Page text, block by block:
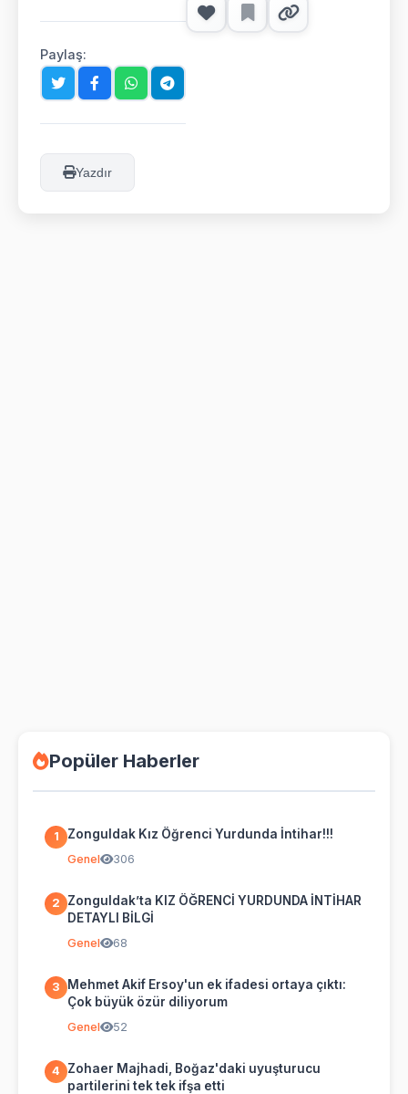
Paylaş:
Yazdır
Popüler Haberler
1 Zonguldak Kız Öğrenci Yurdunda İntihar!!!
Genel 306
2
Zonguldak’ta KIZ ÖĞRENCİ YURDUNDA İNTİHAR
DETAYLI BİLGİ
Genel 68
3
Mehmet Akif Ersoy'un ek ifadesi ortaya çıktı:
Çok büyük özür diliyorum
Genel 52
4
Zohaer Majhadi, Boğaz'daki uyuşturucu
partilerini tek tek ifşa etti